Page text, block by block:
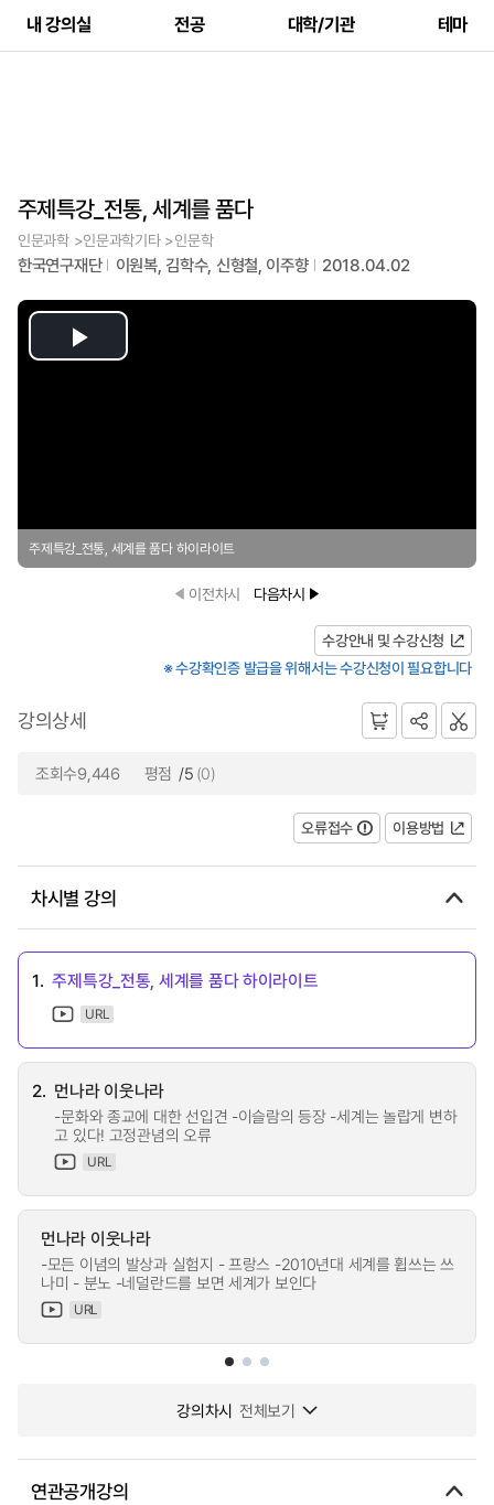
내 강의실 전공 대학/기관 테마
주제특강_전통, 세계를 품다
인문과학 >인문과학기타 >인문학
한국연구재단 이원복, 김학수, 신형철, 이주향 2018.04.02
Play
주제특강_전통, 세계를 품다 하이라이트
이전차시 다음차시
수강안내 및 수강신청
※ 수강확인증 발급을 위해서는 수강신청이 필요합니다
강의상세
조회수9,446 평점 /5 (0)
오류접수 이용방법
차시별 강의
1. 주제특강_전통, 세계를 품다 하이라이트
URL
2. 먼나라 이웃나라
-문화와 종교에 대한 선입견 -이슬람의 등장 -세계는 놀랍게 변하
고 있다! 고정관념의 오류
URL
먼나라 이웃나라
-모든 이념의 발상과 실험지 - 프랑스 -2010년대 세계를 휩쓰는 쓰
나미 - 분노 -네덜란드를 보면 세계가 보인다
URL
강의차시 전체보기
연관공개강의